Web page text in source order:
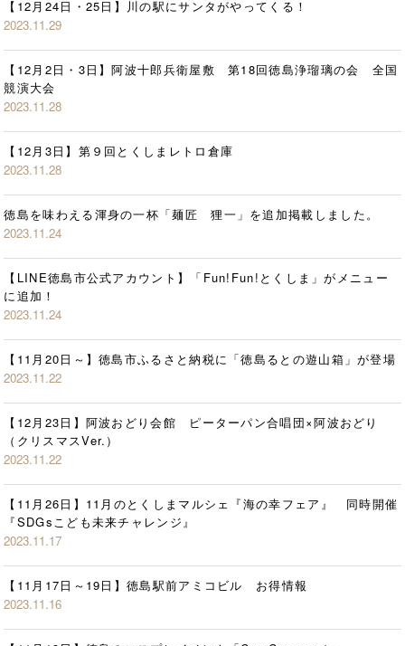
【12月24日・25日】川の駅にサンタがやってくる！
2023.11.29
【12月2日・3日】阿波十郎兵衛屋敷 第18回徳島浄瑠璃の会 全国
競演大会
2023.11.28
【12月3日】第９回とくしまレトロ倉庫
2023.11.28
徳島を味わえる渾身の一杯「麺匠 狸一」を追加掲載しました。
2023.11.24
【LINE徳島市公式アカウント】「Fun!Fun!とくしま」がメニュー
に追加！
2023.11.24
【11月20日～】徳島市ふるさと納税に「徳島るとの遊山箱」が登場
2023.11.22
【12月23日】阿波おどり会館 ピーターパン合唱団×阿波おどり
（クリスマスVer.）
2023.11.22
【11月26日】11月のとくしまマルシェ『海の幸フェア』 同時開催
『SDGsこども未来チャレンジ』
2023.11.17
【11月17日～19日】徳島駅前アミコビル お得情報
2023.11.16